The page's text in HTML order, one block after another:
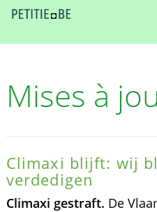
Mises à
Climaxi blijft: wij
verdedigen
Climaxi gestraft. De